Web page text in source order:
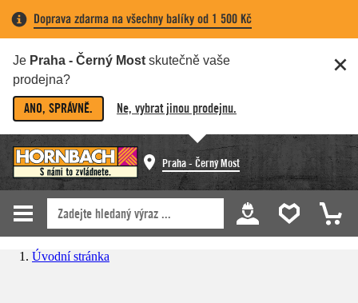
Doprava zdarma na všechny balíky od 1 500 Kč
Je Praha - Černý Most skutečně vaše
prodejna?
ANO, SPRÁVNĚ. Ne, vybrat jinou prodejnu.
Praha - Černý Most
Úvodní stránka